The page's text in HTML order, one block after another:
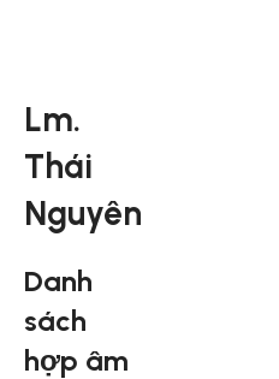
Lm.
Thái
Nguyên
Danh
sách
hợp âm